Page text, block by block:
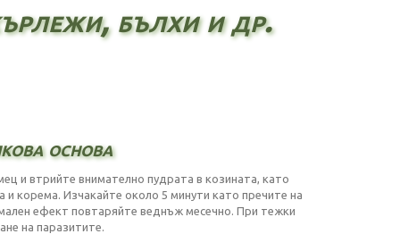
бълхи и др.
основа
и втрийте внимателно пудрата в козината, като
корема. Изчакайте около 5 минути като пречите на
ефект повтаряйте веднъж месечно. При тежки
на паразитите.